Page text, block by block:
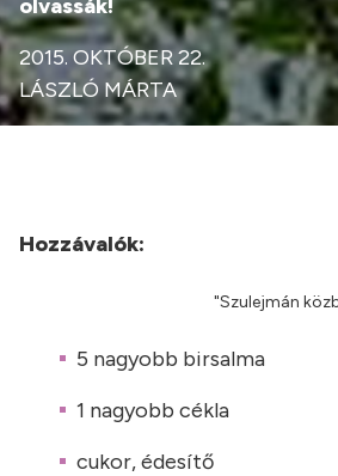
olvassák!
2015. OKTÓBER 22.
LÁSZLÓ MÁRTA
Hozzávalók:
"Szulejmán
5 nagyobb birsalma
1 nagyobb cékla
cukor, édesítő